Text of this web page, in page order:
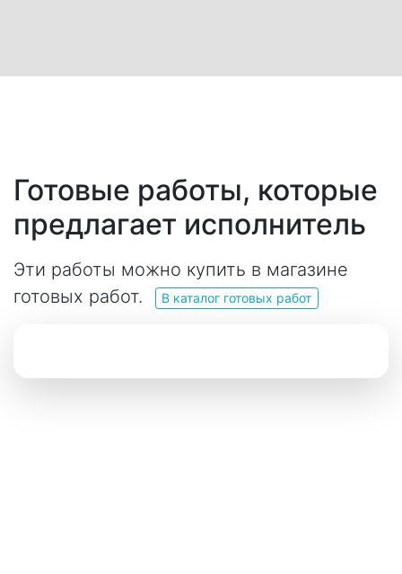
Готовые работы, которые
предлагает исполнитель
Эти работы можно купить в магазине
готовых работ.
В каталог готовых работ